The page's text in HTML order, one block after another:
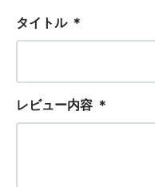
タイトル ＊
レビュー内容 ＊